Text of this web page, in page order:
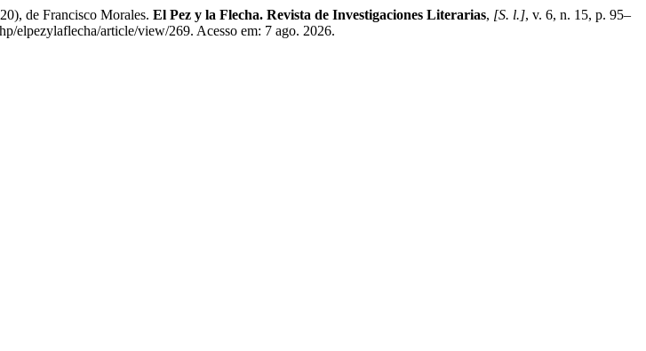
de Francisco Morales. El Pez y la Flecha. Revista de Investigaciones Literarias, [S. l.], v. 6, n. 15, p. 95–
elpezylaflecha/article/view/269. Acesso em: 7 ago. 2026.